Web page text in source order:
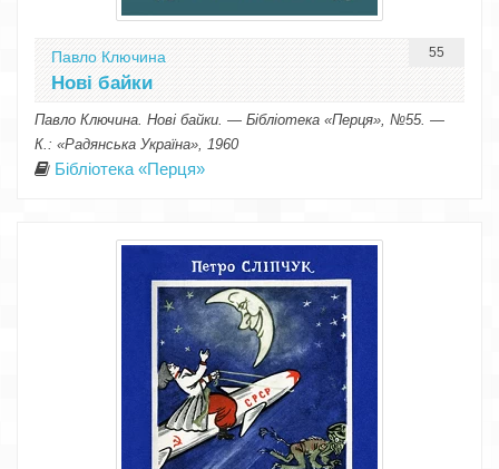
Павло Ключина
Нові байки
55
Павло Ключина. Нові байки. — Бібліотека «Перця», №55. —
К.: «Радянська Україна», 1960
Бібліотека «Перця»